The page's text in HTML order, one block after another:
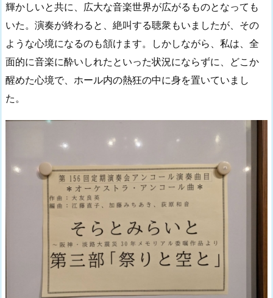
輝かしいと共に、広大な音楽世界が広がるものとなっても
いた。演奏が終わると、絶叫する聴衆もいましたが、その
ような心境になるのも頷けます。しかしながら、私は、全
面的に音楽に酔いしれたといった状況にならずに、どこか
醒めた心境で、ホール内の熱狂の中に身を置いていまし
た。